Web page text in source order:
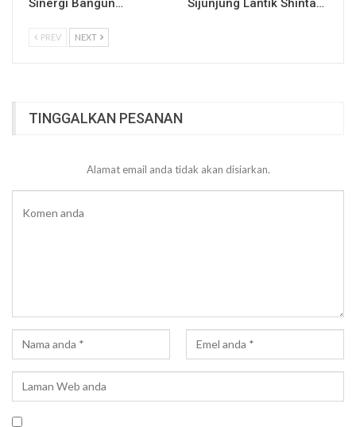
Sinergi Bangun… Sijunjung Lantik Shinta…
PREV NEXT
TINGGALKAN PESANAN
Alamat email anda tidak akan disiarkan.